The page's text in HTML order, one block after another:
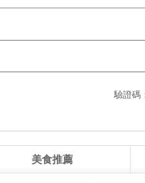
驗證碼
美食推薦